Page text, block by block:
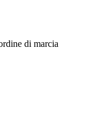
di marcia